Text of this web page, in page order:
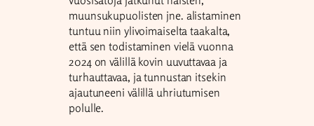
muunsukupuolisten jne. alistaminen
tuntuu niin ylivoimaiselta taakalta,
että sen todistaminen vielä vuonna
2024 on välillä kovin uuvuttavaa ja
turhauttavaa, ja tunnustan itsekin
ajautuneeni välillä uhriutumisen
polulle.